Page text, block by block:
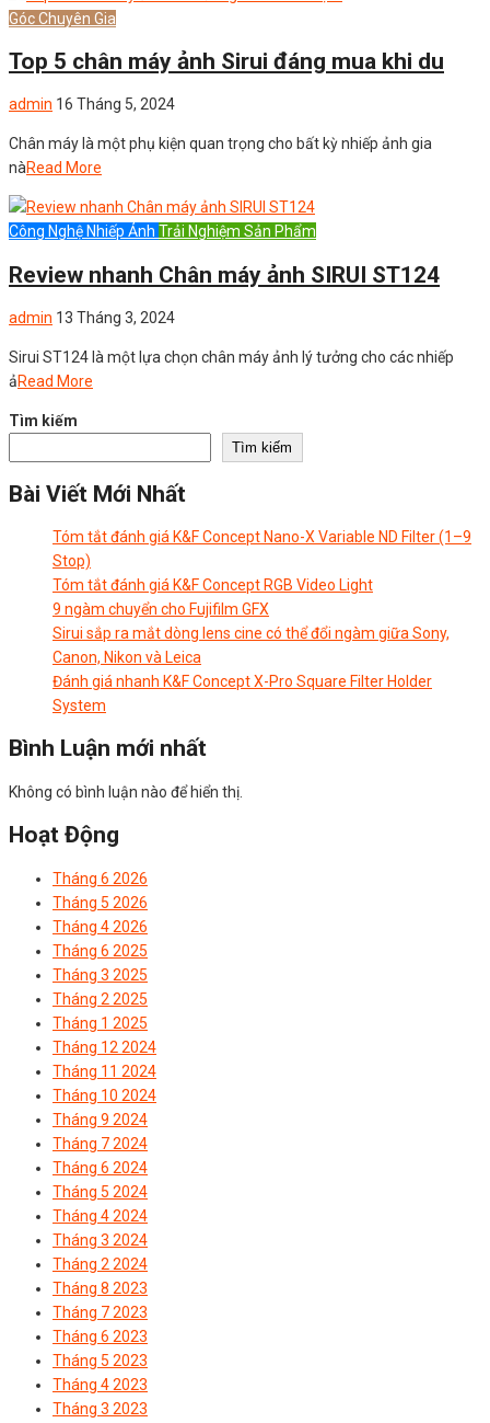
Góc Chuyên Gia
Top 5 chân máy ảnh Sirui đáng mua khi du
admin 16 Tháng 5, 2024
Chân máy là một phụ kiện quan trọng cho bất kỳ nhiếp ảnh gia
nàRead More
Công Nghệ Nhiếp Ảnh Trải Nghiệm Sản Phẩm
Review nhanh Chân máy ảnh SIRUI ST124
admin 13 Tháng 3, 2024
Sirui ST124 là một lựa chọn chân máy ảnh lý tưởng cho các nhiếp
ảRead More
Tìm kiếm
Tìm kiếm
Bài Viết Mới Nhất
Tóm tắt đánh giá K&F Concept Nano-X Variable ND Filter (1–9
Stop)
Tóm tắt đánh giá K&F Concept RGB Video Light
9 ngàm chuyển cho Fujifilm GFX
Sirui sắp ra mắt dòng lens cine có thể đổi ngàm giữa Sony,
Canon, Nikon và Leica
Đánh giá nhanh K&F Concept X-Pro Square Filter Holder
System
Bình Luận mới nhất
Không có bình luận nào để hiển thị.
Hoạt Động
Tháng 6 2026
Tháng 5 2026
Tháng 4 2026
Tháng 6 2025
Tháng 3 2025
Tháng 2 2025
Tháng 1 2025
Tháng 12 2024
Tháng 11 2024
Tháng 10 2024
Tháng 9 2024
Tháng 7 2024
Tháng 6 2024
Tháng 5 2024
Tháng 4 2024
Tháng 3 2024
Tháng 2 2024
Tháng 8 2023
Tháng 7 2023
Tháng 6 2023
Tháng 5 2023
Tháng 4 2023
Tháng 3 2023